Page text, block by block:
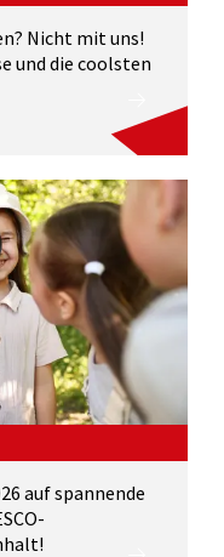
Nicht mit uns!
und die coolsten
auf spannende